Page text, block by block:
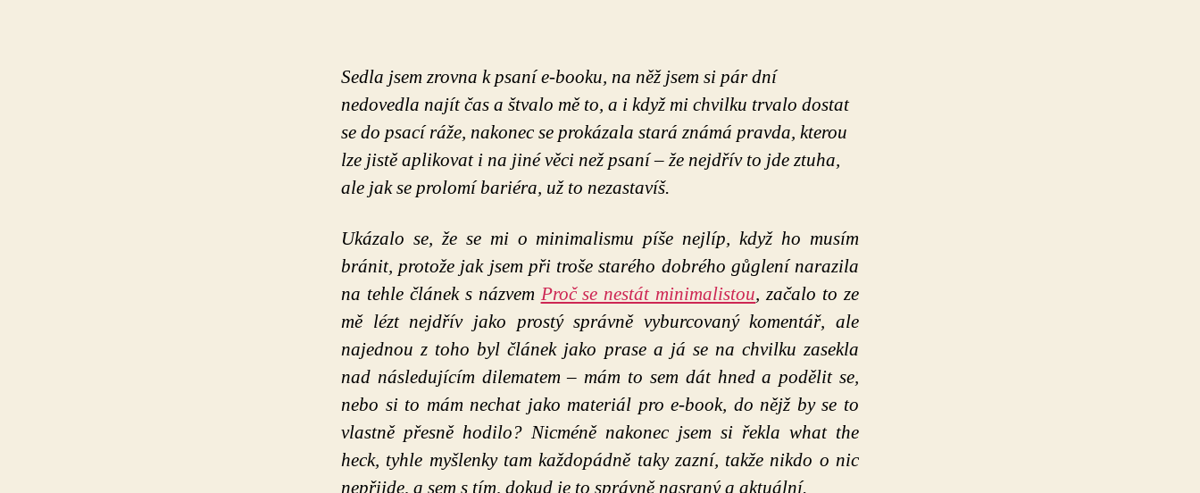
Sedla jsem zrovna k psaní e-booku, na něž jsem si pár dní
nedovedla najít čas a štvalo mě to, a i když mi chvilku trvalo dostat
se do psací ráže, nakonec se prokázala stará známá pravda, kterou
lze jistě aplikovat i na jiné věci než psaní – že nejdřív to jde ztuha,
ale jak se prolomí bariéra, už to nezastavíš.
Ukázalo se, že se mi o minimalismu píše nejlíp, když ho musím
bránit, protože jak jsem při troše starého dobrého gůglení narazila
na tehle článek s názvem Proč se nestát minimalistou, začalo to ze
mě lézt nejdřív jako prostý správně vyburcovaný komentář, ale
najednou z toho byl článek jako prase a já se na chvilku zasekla
nad následujícím dilematem – mám to sem dát hned a podělit se,
nebo si to mám nechat jako materiál pro e-book, do nějž by se to
vlastně přesně hodilo? Nicméně nakonec jsem si řekla what the
heck, tyhle myšlenky tam každopádně taky zazní, takže nikdo o nic
nepřijde, a sem s tím, dokud je to správně nasraný a aktuální.